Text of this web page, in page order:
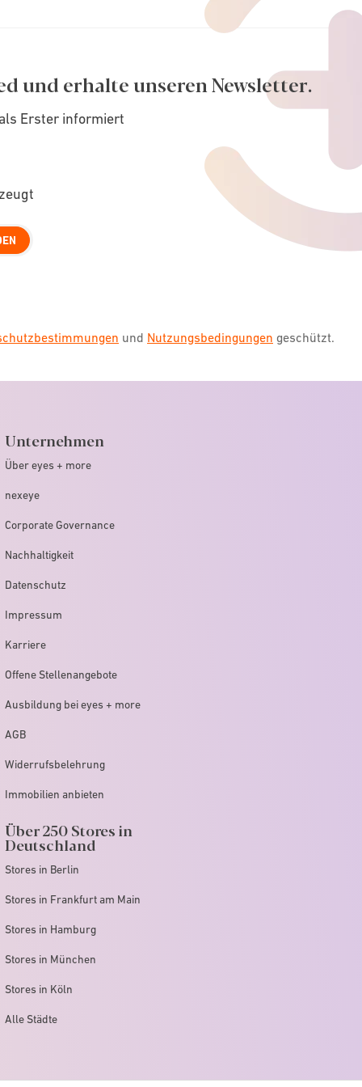
und erhalte unseren Newsletter.
Erster informiert
und Nutzungsbedingungen geschützt.
Unternehmen
Über eyes + more
nexeye
Corporate Governance
Nachhaltigkeit
Datenschutz
Impressum
Karriere
Offene Stellenangebote
Ausbildung bei eyes + more
AGB
Widerrufsbelehrung
Immobilien anbieten
Über 250 Stores in
Deutschland
Stores in Berlin
Stores in Frankfurt am Main
Stores in Hamburg
Stores in München
Stores in Köln
Alle Städte